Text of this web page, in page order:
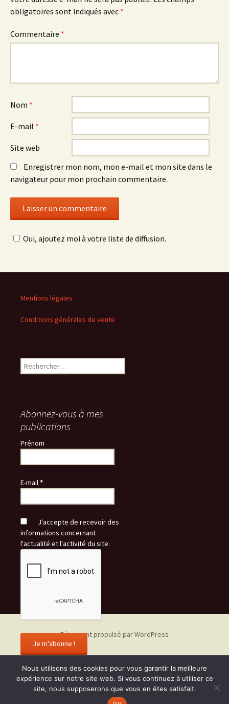
obligatoires sont indiqués avec *
Commentaire *
Nom *
E-mail *
Site web
Enregistrer mon nom, mon e-mail et mon site dans le
navigateur pour mon prochain commentaire.
Oui, ajoutez moi à votre liste de diffusion.
Mentions légales
Conditions générales de vente
Rechercher :
Abonnez-vous à mes
publications
Prénom
E-mail*
J'accepte de recevoir des
informations concernant
l'actualité et l'activité du site.
Fièrement propulsé par WordPress
Nous utilisons des cookies pour vous garantir la meilleure
expérience sur notre site web. Si vous continuez à utiliser ce
site, nous supposerons que vous en êtes satisfait.